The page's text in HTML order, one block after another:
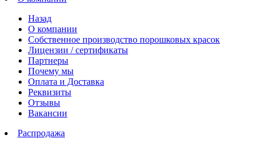
Назад
О компании
Собственное производство порошковых красок
Лицензии / сертификаты
Партнеры
Почему мы
Оплата и Доставка
Реквизиты
Отзывы
Вакансии
Распродажа